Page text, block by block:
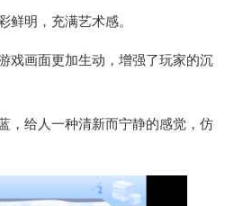
鲜明，充满艺术感。
戏画面更加生动，增强了玩家的沉
，给人一种清新而宁静的感觉，仿